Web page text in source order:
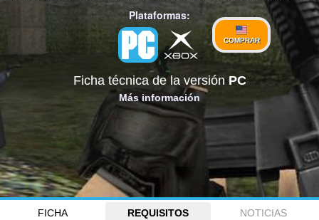
Plataformas:
COMPRAR
Ficha técnica de la versión PC
Más información
FICHA REQUISITOS
NOTICIAS